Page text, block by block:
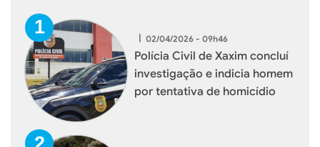
02/04/2026 - 09h46
Polícia Civil de Xaxim concluí
investigação e indicia homem
por tentativa de homicídio